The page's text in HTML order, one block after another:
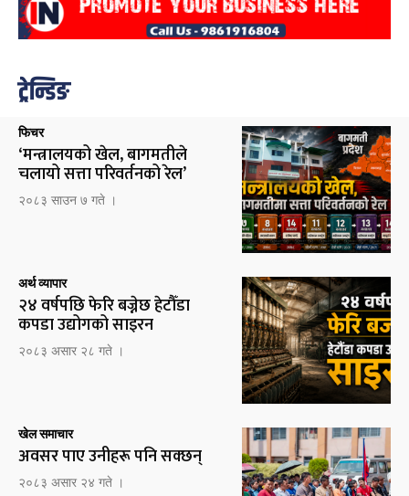
ट्रेन्डिङ
फिचर
‘मन्त्रालयको खेल, बागमतीले
चलायो सत्ता परिवर्तनको रेल’
२०८३ साउन ७ गते ।
अर्थ व्यापार
२४ वर्षपछि फेरि बज्नेछ हेटौँडा
कपडा उद्योगको साइरन
२०८३ असार २८ गते ।
खेल समाचार
अवसर पाए उनीहरू पनि सक्छन्
२०८३ असार २४ गते ।